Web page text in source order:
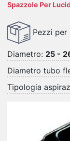
Spazzole Per
Pezzi per
Diametro: 25 -
Diametro tubo
Tipologia